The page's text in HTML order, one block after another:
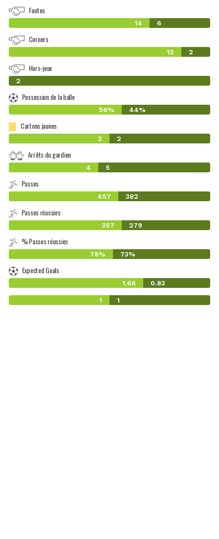
Fautes
14 6
Corners
12 2
Hors-jeux
0
2
Possession de la balle
56% 44%
Cartons jaunes
2 2
Arrêts du gardien
4 5
Passes
457 382
Passes réussies
357 279
% Passes réussies
78% 73%
Expected Goals
1.66 0.83
1 1